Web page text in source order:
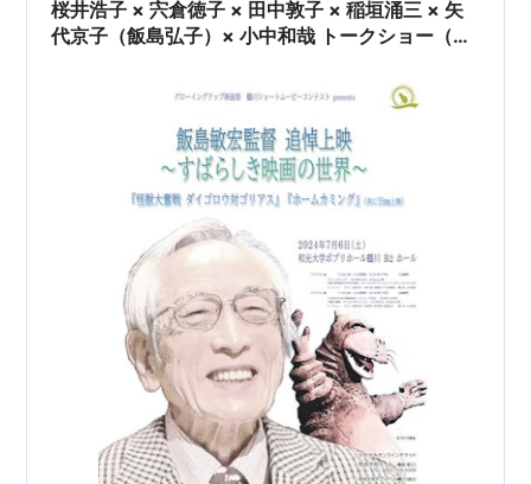
に復帰、１９５４年、プロデューサー：田中友幸、監
ラ』が大ヒットを記録。この成功により「特技監督」と
して一本立ちすることとなった。
その後も東宝製作の怪獣、ＳＦ、怪奇、戦記映画等の
幾多の作品においてその卓越した技術を披露。また１９
６３年には「円谷プロダクション」を設立し、ＴＶ部門
における映像技術の進化を図り、１９６６年には『ウル
トラＱ』『ウルトラマン』が大人気番組となり、“怪獣
ブーム”の基礎を作り上げた。
１９７０年、自宅にて狭心症により死去。享年６８
桜井浩子 × 宍倉徳子 × 田中敦子 × 稲垣涌三 × 矢
代京子（飯島弘子）× 小中和哉 トークショー（飯